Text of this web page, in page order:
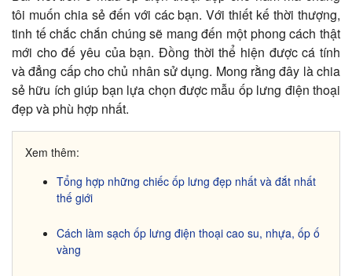
tôi muốn chia sẻ đến với các bạn. Với thiết kế thời thượng,
tinh tế chắc chắn chúng sẽ mang đến một phong cách thật
mới cho đế yêu của bạn. Đồng thời thể hiện được cá tính
và đẳng cấp cho chủ nhân sử dụng. Mong rằng đây là chia
sẻ hữu ích giúp bạn lựa chọn được mẫu ốp lưng điện thoại
đẹp và phù hợp nhất.
Xem thêm:
Tổng hợp những chiếc ốp lưng đẹp nhất và đắt nhất
thế giới
Cách làm sạch ốp lưng điện thoại cao su, nhựa, ốp ố
vàng